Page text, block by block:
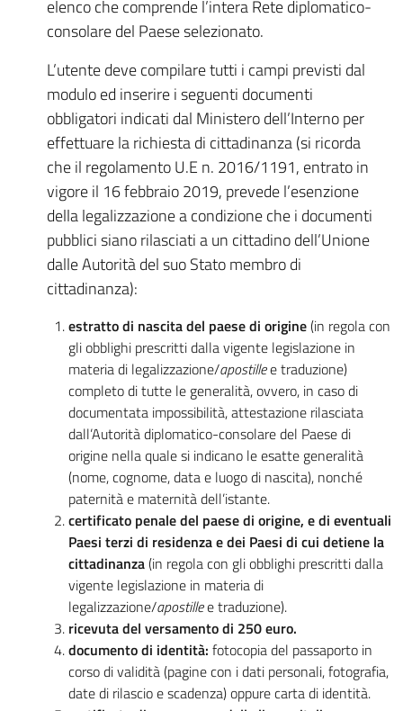
elenco che comprende l’intera Rete diplomatico-
consolare del Paese selezionato.
L’utente deve compilare tutti i campi previsti dal
modulo ed inserire i seguenti documenti
obbligatori indicati dal Ministero dell’Interno per
effettuare la richiesta di cittadinanza (si ricorda
che il regolamento U.E n. 2016/1191, entrato in
vigore il 16 febbraio 2019, prevede l’esenzione
della legalizzazione a condizione che i documenti
pubblici siano rilasciati a un cittadino dell’Unione
dalle Autorità del suo Stato membro di
cittadinanza):
estratto di nascita del paese di origine(in regola con
gli obblighi prescritti dalla vigente legislazione in
materia di legalizzazione/apostillee traduzione)
completo di tutte le generalità, ovvero, in caso di
documentata impossibilità, attestazione rilasciata
dall’Autorità diplomatico-consolare del Paese di
origine nella quale si indicano le esatte generalità
(nome, cognome, data e luogo di nascita), nonché
paternità e maternità dell’istante.
certificato penale del paese di origine, e di eventuali
Paesi terzi di residenza e dei Paesi di cui detiene la
cittadinanza(in regola con gli obblighi prescritti dalla
vigente legislazione in materia di
legalizzazione/apostillee traduzione).
ricevuta del versamento di 250 euro.
documento di identità: fotocopia del passaporto in
corso di validità (pagine con i dati personali, fotografia,
date di rilascio e scadenza) oppure carta di identità.